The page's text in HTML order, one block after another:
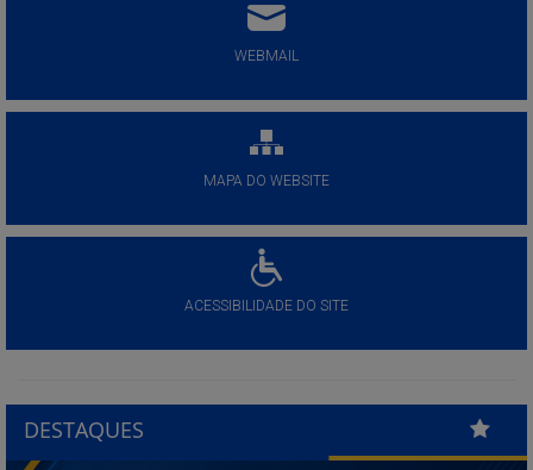
WEBMAIL
MAPA DO WEBSITE
ACESSIBILIDADE DO SITE
DESTAQUES